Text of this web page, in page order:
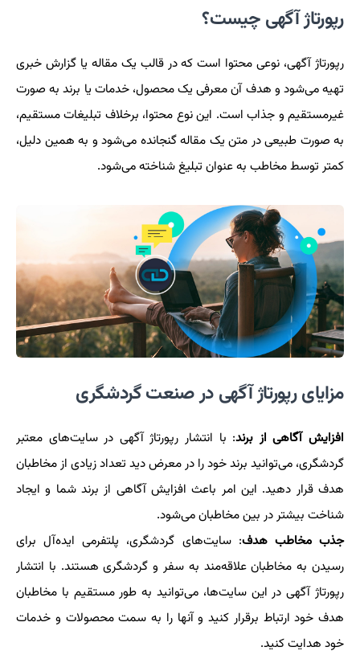
رپورتاژ آگهی چیست؟
رپورتاژ آگهی، نوعی محتوا است که در قالب یک مقاله یا گزارش خبری
تهیه می‌شود و هدف آن معرفی یک محصول، خدمات یا برند به صورت
غیرمستقیم و جذاب است. این نوع محتوا، برخلاف تبلیغات مستقیم،
به صورت طبیعی در متن یک مقاله گنجانده می‌شود و به همین دلیل،
کمتر توسط مخاطب به عنوان تبلیغ شناخته می‌شود.
مزایای رپورتاژ آگهی در صنعت گردشگری
افزایش آگاهی از برند: با انتشار رپورتاژ آگهی در سایت‌های معتبر
گردشگری، می‌توانید برند خود را در معرض دید تعداد زیادی از مخاطبان
هدف قرار دهید. این امر باعث افزایش آگاهی از برند شما و ایجاد
شناخت بیشتر در بین مخاطبان می‌شود.
جذب مخاطب هدف: سایت‌های گردشگری، پلتفرمی ایده‌آل برای
رسیدن به مخاطبان علاقه‌مند به سفر و گردشگری هستند. با انتشار
رپورتاژ آگهی در این سایت‌ها، می‌توانید به طور مستقیم با مخاطبان
هدف خود ارتباط برقرار کنید و آنها را به سمت محصولات و خدمات
خود هدایت کنید.